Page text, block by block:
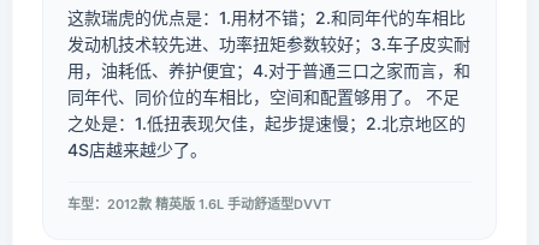
这款瑞虎的优点是：1.用材不错；2.和同年代的车相比
发动机技术较先进、功率扭矩参数较好；3.车子皮实耐
用，油耗低、养护便宜；4.对于普通三口之家而言，和
同年代、同价位的车相比，空间和配置够用了。 不足
之处是：1.低扭表现欠佳，起步提速慢；2.北京地区的
4S店越来越少了。
车型：2012款 精英版 1.6L 手动舒适型DVVT